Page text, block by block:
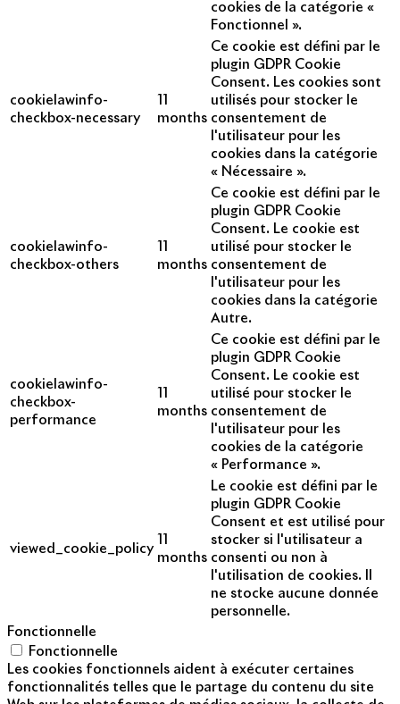
cookies de la catégorie «
Fonctionnel ».
cookielawinfo-
checkbox-necessary
months
Ce cookie est défini par le
plugin GDPR Cookie
Consent. Les cookies sont
utilisés pour stocker le
consentement de
l'utilisateur pour les
cookies dans la catégorie
« Nécessaire ».
cookielawinfo-
checkbox-others
months
Ce cookie est défini par le
plugin GDPR Cookie
Consent. Le cookie est
utilisé pour stocker le
consentement de
l'utilisateur pour les
cookies dans la catégorie
Autre.
cookielawinfo-
checkbox-
performance
months
Ce cookie est défini par le
plugin GDPR Cookie
Consent. Le cookie est
utilisé pour stocker le
consentement de
l'utilisateur pour les
cookies de la catégorie
« Performance ».
viewed_cookie_policy
months
Le cookie est défini par le
plugin GDPR Cookie
Consent et est utilisé pour
stocker si l'utilisateur a
consenti ou non à
l'utilisation de cookies. Il
ne stocke aucune donnée
personnelle.
Fonctionnelle
Fonctionnelle
Les cookies fonctionnels aident à exécuter certaines
fonctionnalités telles que le partage du contenu du site